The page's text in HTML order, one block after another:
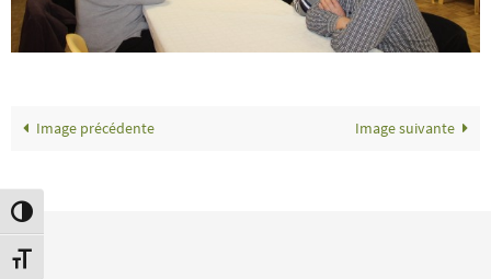
Passer en contraste élevé
Changer la taille de la police
Image précédente Image suivante